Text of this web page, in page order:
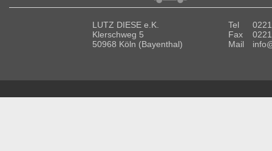
LUTZ DIESE e.K.
Klerschweg 5
50968 Köln (Bayenthal)
Tel
Fax
Mail